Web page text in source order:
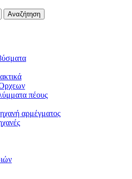
Αναζήτηση
πέους
αρμέγματος